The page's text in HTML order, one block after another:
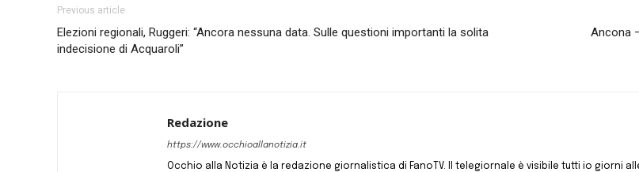
Previous article
Elezioni regionali, Ruggeri: “Ancora nessuna data. Sulle questioni importanti la solita
indecisione di Acquaroli”
Ancona
Redazione
https://www.occhioallanotizia.it
Occhio alla Notizia è la redazione giornalistica di FanoTV. Il telegiornale è visibile tutti io giorni